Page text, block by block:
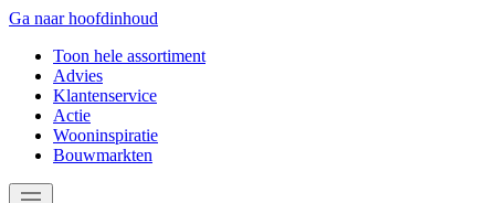
Ga naar hoofdinhoud
Toon hele assortiment
Advies
Klantenservice
Actie
Wooninspiratie
Bouwmarkten